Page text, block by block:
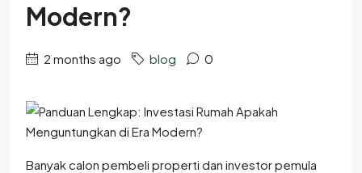
Modern?
2 months ago blog 0
Banyak calon pembeli properti dan investor pemula